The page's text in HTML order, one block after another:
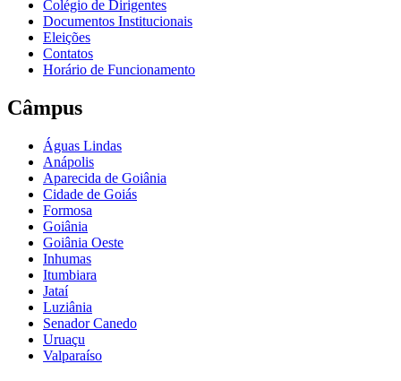
Colégio de Dirigentes
Documentos Institucionais
Eleições
Contatos
Horário de Funcionamento
Câmpus
Águas Lindas
Anápolis
Aparecida de Goiânia
Cidade de Goiás
Formosa
Goiânia
Goiânia Oeste
Inhumas
Itumbiara
Jataí
Luziânia
Senador Canedo
Uruaçu
Valparaíso